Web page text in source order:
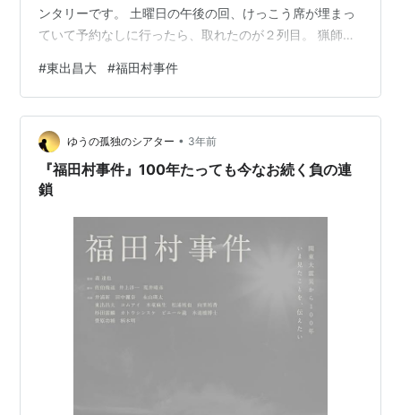
ンタリーです。 土曜日の午後の回、けっこう席が埋まっ
ていて予約なしに行ったら、取れたのが２列目。 猟師と
ん。猟師はまじです。これは生半可ではできない。体力
も必要だし大変な生活です。 内容は猟師の話だけでな
く、バッシングされた側からの視点でこの数年を振り返
ります。今までの経緯を知らないと、時々出るテロップ
だけでは、わからないかもしれません。 昨年公開された
「福田村事件」のロケシーンも出…
#東出昌大 #福田村事件
ゆうの孤独のシアター • 3年前
『福田村事件』100年たっても今なお続く負の連
鎖